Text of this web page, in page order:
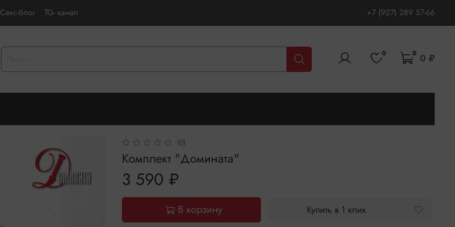
Секс-блог TG- канал +7 (927) 289 57-66
0 0 0 ₽
(0)
Комплект "Домината"
3 590 ₽
В корзину Купить в 1 клик